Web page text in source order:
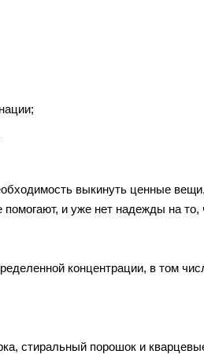
выкинуть ценные
и уже нет надежды на
концентрации, в том
стиральный порошок и